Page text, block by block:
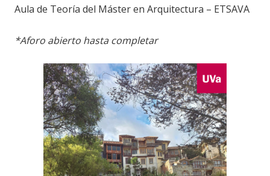
Aula de Teoría del Máster en Arquitectura – ETSAVA
*Aforo abierto hasta completar